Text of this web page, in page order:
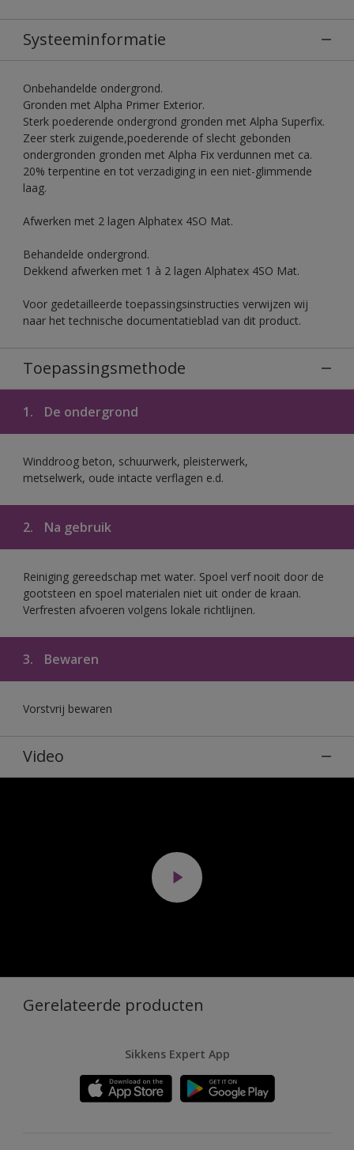
Systeeminformatie
Onbehandelde ondergrond.
Gronden met Alpha Primer Exterior.
Sterk poederende ondergrond gronden met Alpha Superfix.
Zeer sterk zuigende,poederende of slecht gebonden
ondergronden gronden met Alpha Fix verdunnen met ca.
20% terpentine en tot verzadiging in een niet-glimmende
laag.
Afwerken met 2 lagen Alphatex 4SO Mat.
Behandelde ondergrond.
Dekkend afwerken met 1 à 2 lagen Alphatex 4SO Mat.
Voor gedetailleerde toepassingsinstructies verwijzen wij
naar het technische documentatieblad van dit product.
Toepassingsmethode
1. De ondergrond
Winddroog beton, schuurwerk, pleisterwerk,
metselwerk, oude intacte verflagen e.d.
2. Na gebruik
Reiniging gereedschap met water. Spoel verf nooit door de
gootsteen en spoel materialen niet uit onder de kraan.
Verfresten afvoeren volgens lokale richtlijnen.
3. Bewaren
Vorstvrij bewaren
Video
Gerelateerde producten
Sikkens Expert App